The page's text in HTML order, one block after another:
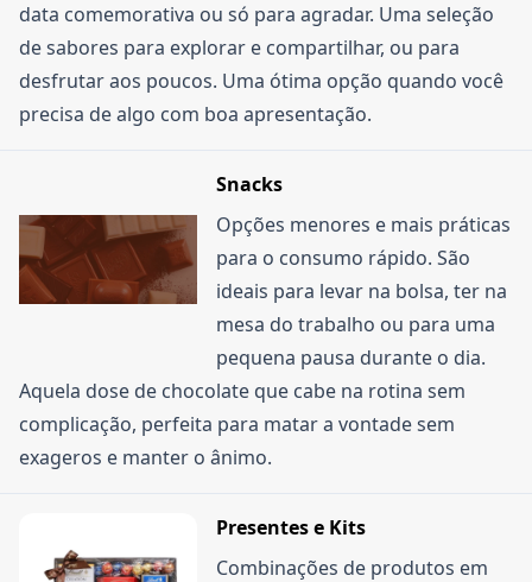
data comemorativa ou só para agradar. Uma seleção
de sabores para explorar e compartilhar, ou para
desfrutar aos poucos. Uma ótima opção quando você
precisa de algo com boa apresentação.
Snacks
Opções menores e mais práticas
para o consumo rápido. São
ideais para levar na bolsa, ter na
mesa do trabalho ou para uma
pequena pausa durante o dia.
Aquela dose de chocolate que cabe na rotina sem
complicação, perfeita para matar a vontade sem
exageros e manter o ânimo.
Presentes e Kits
Combinações de produtos em